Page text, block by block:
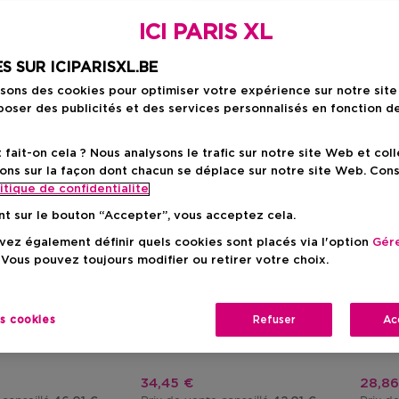
Corps
Cadeau
Prix promotionnel
34,45 € Prix
ICI PARIS XL
SUR ICIPARISXL.BE
des cookies pour optimiser votre expérience sur notre
des publicités et des services personnalisés en fonction
fait-on cela ? Nous analysons le trafic sur notre site Web et
sur la façon dont chacun se déplace sur notre site Web.
de confidentialite
sur le bouton “Accepter”, vous acceptez cela.
également définir quels cookies sont placés via l'option
Vous pouvez toujours modifier ou retirer votre choix.
cookies Refuser